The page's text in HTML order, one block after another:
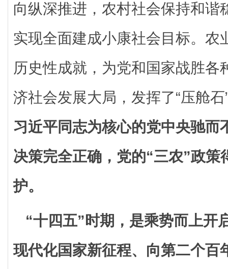
向纵深推进，农村社会保持和谐
实现全面建成小康社会目标。农
历史性成就，为党和国家战胜各
济社会发展大局，发挥了“压舱
习近平同志为核心的党中央驰而
决策完全正确，党的“三农”政策
护。
“十四五”时期，是乘势而上开
现代化国家新征程、向第二个百